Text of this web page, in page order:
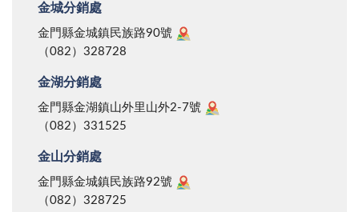
金城分銷處
金門縣金城鎮民族路90號
（082）328728
金湖分銷處
金門縣金湖鎮山外里山外2-7號
（082）331525
金山分銷處
金門縣金城鎮民族路92號
（082）328725